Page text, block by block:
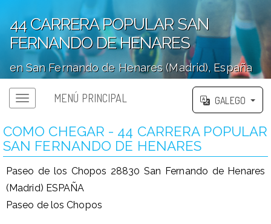
44 CARRERA POPULAR SAN
FERNANDO DE HENARES
en San Fernando de Henares (Madrid), España
MENÚ PRINCIPAL GALEGO
COMO CHEGAR - 44 CARRERA POPULAR
SAN FERNANDO DE HENARES
Paseo de los Chopos 28830 San Fernando de Henares
(Madrid) ESPAÑA
Paseo de los Chopos